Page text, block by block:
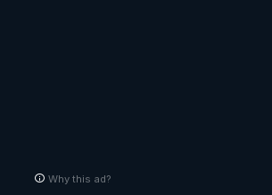
Why this ad?